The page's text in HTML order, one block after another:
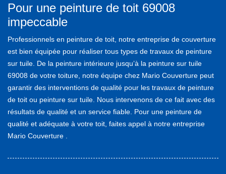
Pour une peinture de toit 69008
impeccable
Professionnels en peinture de toit, notre entreprise de couverture
est bien équipée pour réaliser tous types de travaux de peinture
sur tuile. De la peinture intérieure jusqu’à la peinture sur tuile
69008 de votre toiture, notre équipe chez Mario Couverture peut
garantir des interventions de qualité pour les travaux de peinture
de toit ou peinture sur tuile. Nous intervenons de ce fait avec des
résultats de qualité et un service fiable. Pour une peinture de
qualité et adéquate à votre toit, faites appel à notre entreprise
Mario Couverture .